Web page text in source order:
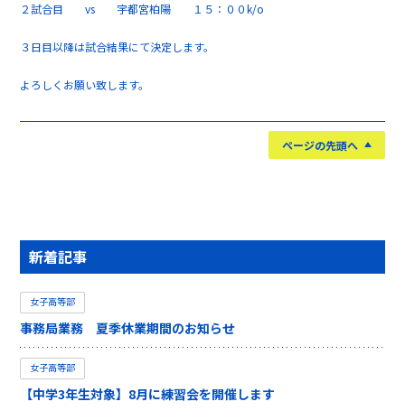
２試合目 vs 宇都宮柏陽 １５：００k/o
３日目以降は試合結果にて決定します。
よろしくお願い致します。
ページの先頭へ
新着記事
女子高等部
事務局業務 夏季休業期間のお知らせ
女子高等部
【中学3年生対象】8月に練習会を開催します